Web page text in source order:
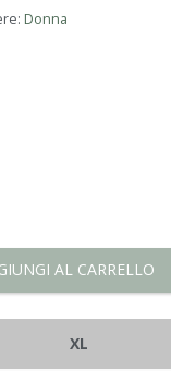
Donna
AL CARRELLO
XL